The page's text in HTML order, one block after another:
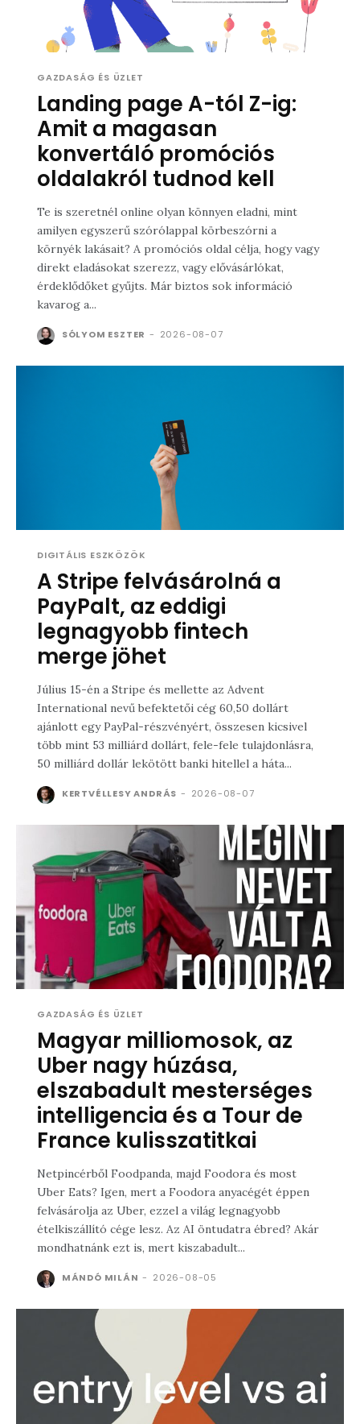
GAZDASÁG ÉS ÜZLET
Landing page A-tól Z-ig:
Amit a magasan
konvertáló promóciós
oldalakról tudnod kell
Te is szeretnél online olyan könnyen eladni, mint
amilyen egyszerű szórólappal körbeszórni a
környék lakásait? A promóciós oldal célja, hogy vagy
direkt eladásokat szerezz, vagy elővásárlókat,
érdeklődőket gyűjts. Már biztos sok információ
kavarog a...
SÓLYOM ESZTER - 2026-08-07
DIGITÁLIS ESZKÖZÖK
A Stripe felvásárolná a
PayPalt, az eddigi
legnagyobb fintech
merge jöhet
Július 15-én a Stripe és mellette az Advent
International nevű befektetői cég 60,50 dollárt
ajánlott egy PayPal-részvényért, összesen kicsivel
több mint 53 milliárd dollárt, fele-fele tulajdonlásra,
50 milliárd dollár lekötött banki hitellel a háta...
KERTVÉLLESY ANDRÁS - 2026-08-07
GAZDASÁG ÉS ÜZLET
Magyar milliomosok, az
Uber nagy húzása,
elszabadult mesterséges
intelligencia és a Tour de
France kulisszatitkai
Netpincérből Foodpanda, majd Foodora és most
Uber Eats? Igen, mert a Foodora anyacégét éppen
felvásárolja az Uber, ezzel a világ legnagyobb
ételkiszállító cége lesz. Az AI öntudatra ébred? Akár
mondhatnánk ezt is, mert kiszabadult...
MÁNDÓ MILÁN - 2026-08-05